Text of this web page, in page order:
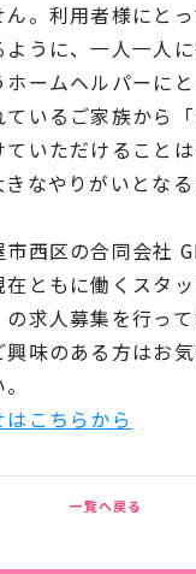
。利用者様にと
ように、一人一人
ホームヘルパーに
いるご家族から「
ていただけること
なやりがいとな
市西区の合同会社
在ともに働くスタ
求人募集を行っ
興味のある方はお
こちらから
一覧へ戻る